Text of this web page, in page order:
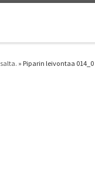
» Piparin leivontaa 014_0